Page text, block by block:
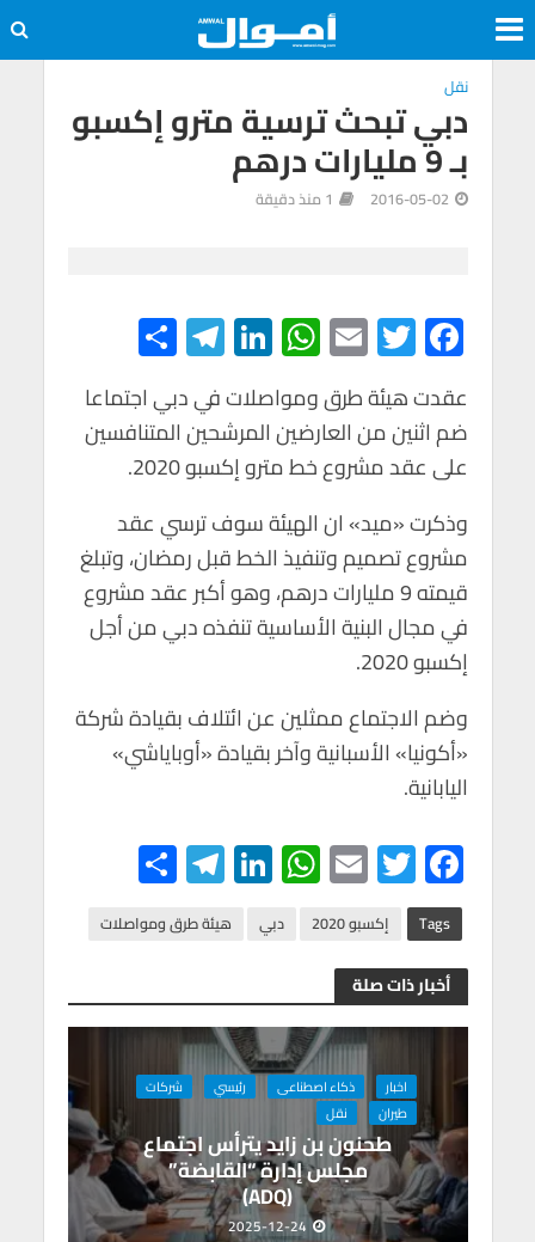
نقل
دبي تبحث ترسية مترو إكسبو
بـ 9 مليارات درهم
2016-05-02 1 منذ دقيقة
F
ac
e
b
o
o
k
T
wi
tt
er
E
m
ail
W
h
at
s
A
p
p
Li
n
ke
dI
n
Te
le
gr
a
m
h
ar
e
عقدت هيئة طرق ومواصلات في دبي اجتماعا
ضم اثنين من العارضين المرشحين المتنافسين
على عقد مشروع خط مترو إكسبو 2020.
وذكرت «ميد» ان الهيئة سوف ترسي عقد
مشروع تصميم وتنفيذ الخط قبل رمضان، وتبلغ
قيمته 9 مليارات درهم، وهو أكبر عقد مشروع
في مجال البنية الأساسية تنفذه دبي من أجل
إكسبو 2020.
وضم الاجتماع ممثلين عن ائتلاف بقيادة شركة
«أكونيا» الأسبانية وآخر بقيادة «أوباياشي»
اليابانية.
F
ac
e
b
o
o
k
T
wi
tt
er
E
m
ail
W
h
at
A
p
p
Li
n
ke
n
Te
le
gr
m
h
ar Tags إكسبو 2020 دبي هيئة طرق ومواصلات
أخبار ذات صلة
اخبار ذكاء اصطناعى رئيسي
شركات
طيران
نقل
طحنون بن زايد يترأس اجتماع
مجلس إدارة “القابضة”
(ADQ)
2025-12-24